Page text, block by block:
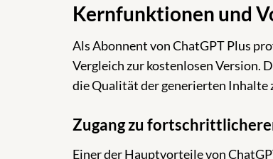
Kernfunktionen und
Als Abonnent von ChatGPT Plus
Vergleich zur kostenlosen Version.
die Qualität der generierten Inhalte
Zugang zu
Einer der Hauptvorteile von